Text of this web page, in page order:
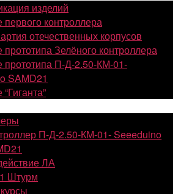
изделий
контроллера
отечественных корпусов
Зелёного контроллера
прототипа П-Д-2.50-КМ-01-
SAMD21
П-Д-2.50-КМ-01- Seeeduino
ЛА
Штурм